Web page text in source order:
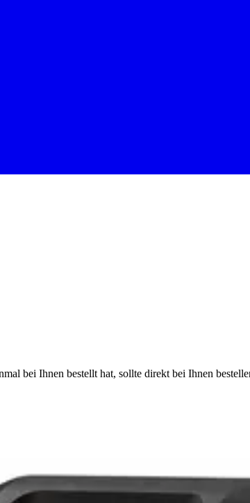
bei Ihnen bestellt hat, sollte direkt bei Ihnen